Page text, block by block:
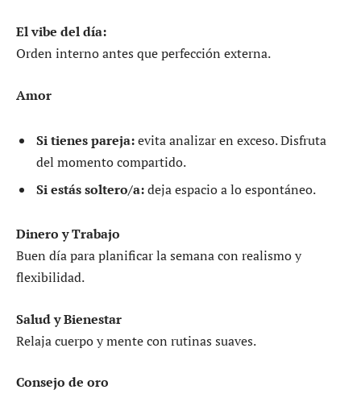
El vibe del día:
Orden interno antes que perfección externa.
Amor
Si tienes pareja:evita analizar en exceso. Disfruta
del momento compartido.
Si estás soltero/a:deja espacio a lo espontáneo.
Dinero y Trabajo
Buen día para planificar la semana con realismo y
flexibilidad.
Salud y Bienestar
Relaja cuerpo y mente con rutinas suaves.
Consejo de oro